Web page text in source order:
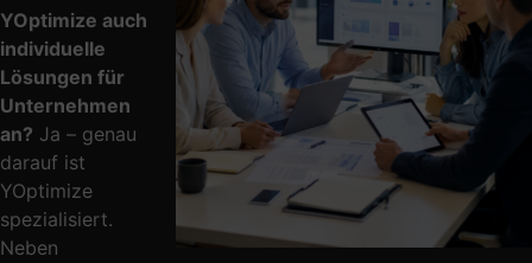
YOptimize auch
individuelle
Lösungen für
Unternehmen
an? Ja – genau
darauf ist
YOptimize
spezialisiert.
Neben